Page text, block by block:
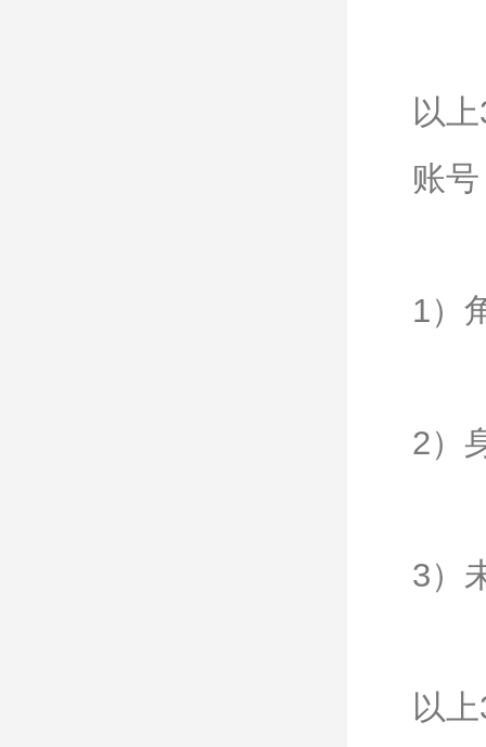
以
账号
1）
2）
3）
以